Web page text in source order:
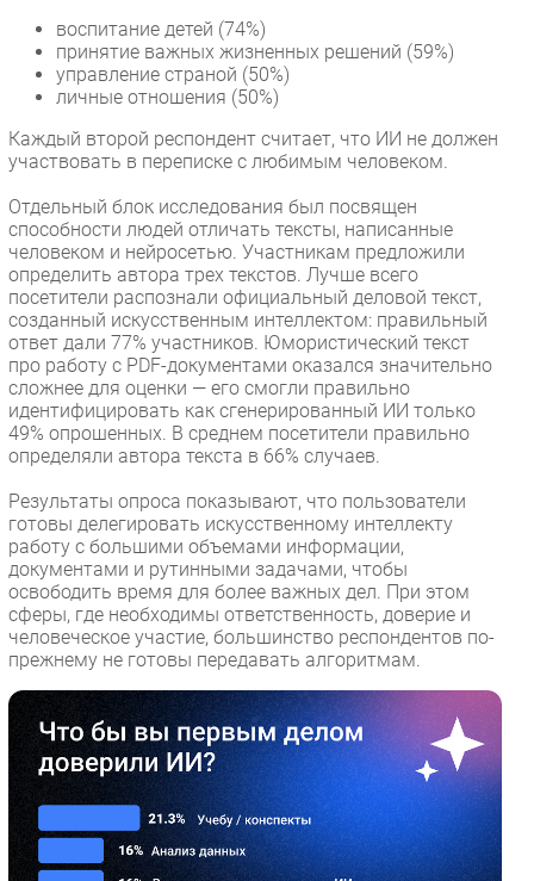
воспитание детей (74%)
принятие важных жизненных решений (59%)
управление страной (50%)
личные отношения (50%)
Каждый второй респондент считает, что ИИ не должен
участвовать в переписке с любимым человеком.
Отдельный блок исследования был посвящен
способности людей отличать тексты, написанные
человеком и нейросетью. Участникам предложили
определить автора трех текстов. Лучше всего
посетители распознали официальный деловой текст,
созданный искусственным интеллектом: правильный
ответ дали 77% участников. Юмористический текст
про работу с PDF-документами оказался значительно
сложнее для оценки — его смогли правильно
идентифицировать как сгенерированный ИИ только
49% опрошенных. В среднем посетители правильно
определяли автора текста в 66% случаев.
Результаты опроса показывают, что пользователи
готовы делегировать искусственному интеллекту
работу с большими объемами информации,
документами и рутинными задачами, чтобы
освободить время для более важных дел. При этом
сферы, где необходимы ответственность, доверие и
человеческое участие, большинство респондентов по-
прежнему не готовы передавать алгоритмам.